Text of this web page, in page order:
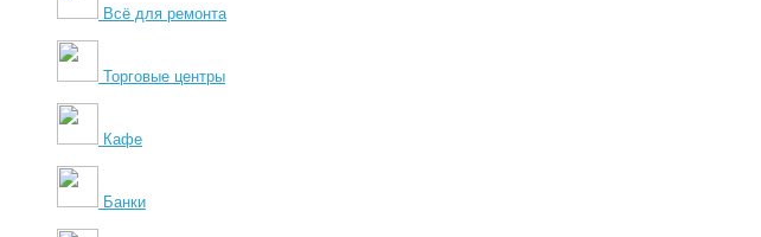
Всё для ремонта
Торговые центры
Кафе
Банки